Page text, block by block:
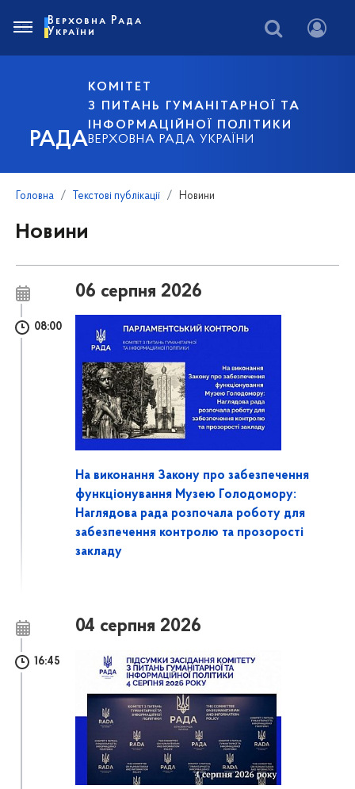
РАДА
КОМІТЕТ
З ПИТАНЬ ГУМАНІТАРНОЇ ТА
ІНФОРМАЦІЙНОЇ ПОЛІТИКИ
ВЕРХОВНА РАДА УКРАЇНИ
Верховна Рада
України
Головна Текстові публікації Новини
Новини
06 серпня 2026
08:00
На виконання Закону про забезпечення
функціонування Музею Голодомору:
Наглядова рада розпочала роботу для
забезпечення контролю та прозорості
закладу
04 серпня 2026
16:45